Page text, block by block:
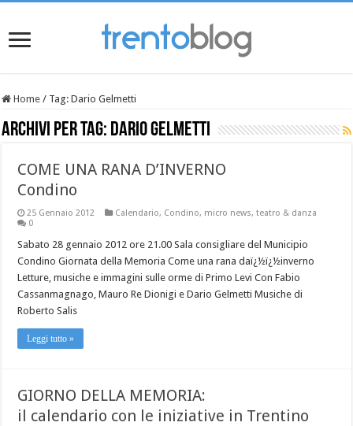
Home / Tag:Dario Gelmetti
Archivi per tag: Dario Gelmetti
COME UNA RANA D’INVERNO
Condino
25 Gennaio 2012 Calendario, Condino, micro news,teatro & danza
0
Sabato 28 gennaio 2012 ore 21.00 Sala consigliare del Municipio
Condino Giornata della Memoria Come una rana daï¿½ï¿½inverno
Letture, musiche e immagini sulle orme di Primo Levi Con Fabio
Cassanmagnago, Mauro Re Dionigi e Dario Gelmetti Musiche di
Roberto Salis
Leggi tutto »
GIORNO DELLA MEMORIA:
il calendario con le iniziative in Trentino